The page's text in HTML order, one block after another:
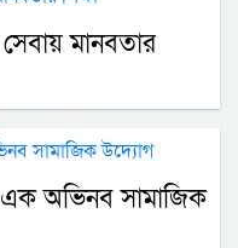
মানবতার
এক অভিনব সামাজিক